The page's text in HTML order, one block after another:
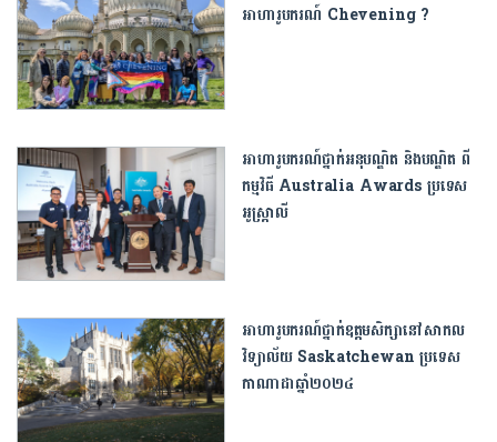
អាហារូបករណ៍ Chevening ?
អាហារូបករណ៍ថ្នាក់អនុបណ្ឌិត និងបណ្ឌិត ពី
កម្មវិធី Australia Awards ប្រទេស​
អូស្រ្តាលី
អាហារូបករណ៍ថ្នាក់ឧត្តមសិក្សានៅសាកល
វិទ្យាល័យ Saskatchewan ប្រទេស
កាណាដាឆ្នាំ២០២៤